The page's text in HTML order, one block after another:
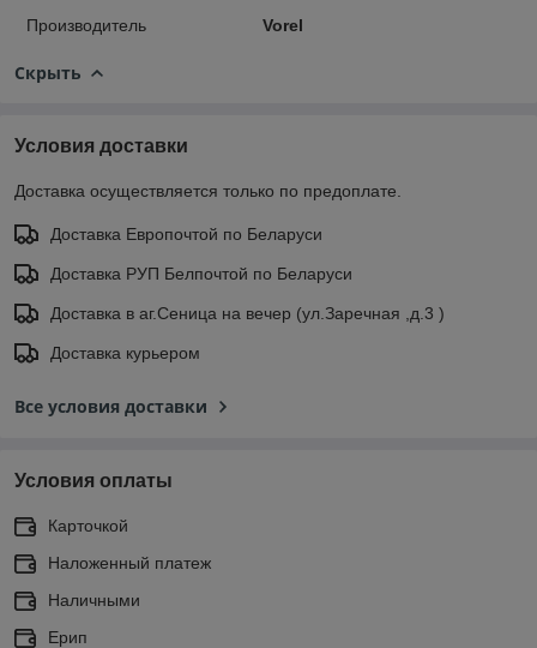
Производитель Vorel
Скрыть
Условия доставки
Доставка осуществляется только по предоплате.
Доставка Европочтой по Беларуси
Доставка РУП Белпочтой по Беларуси
Доставка в аг.Сеница на вечер (ул.Заречная ,д.3 )
Доставка курьером
Все условия доставки
Условия оплаты
Карточкой
Наложенный платеж
Наличными
Ерип